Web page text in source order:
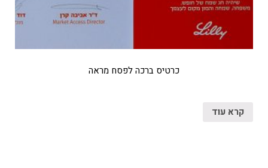
כרטיס ברכה לפסח מראה
קרא עוד